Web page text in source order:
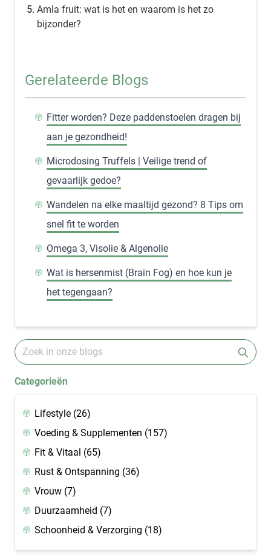
Amla fruit: wat is het en waarom is het zo
bijzonder?
Gerelateerde Blogs
Fitter worden? Deze paddenstoelen dragen bij
aan je gezondheid!
Microdosing Truffels | Veilige trend of
gevaarlijk gedoe?
Wandelen na elke maaltijd gezond? 8 Tips om
snel fit te worden
Omega 3, Visolie & Algenolie
Wat is hersenmist (Brain Fog) en hoe kun je
het tegengaan?
Categorieën
Lifestyle (26)
Voeding & Supplementen (157)
Fit & Vitaal (65)
Rust & Ontspanning (36)
Vrouw (7)
Duurzaamheid (7)
Schoonheid & Verzorging (18)